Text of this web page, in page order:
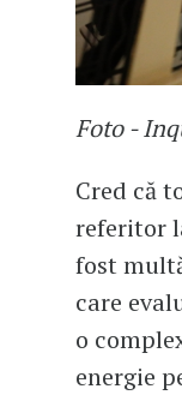
Foto -
Cred că
referitor
fost
care
o
energie